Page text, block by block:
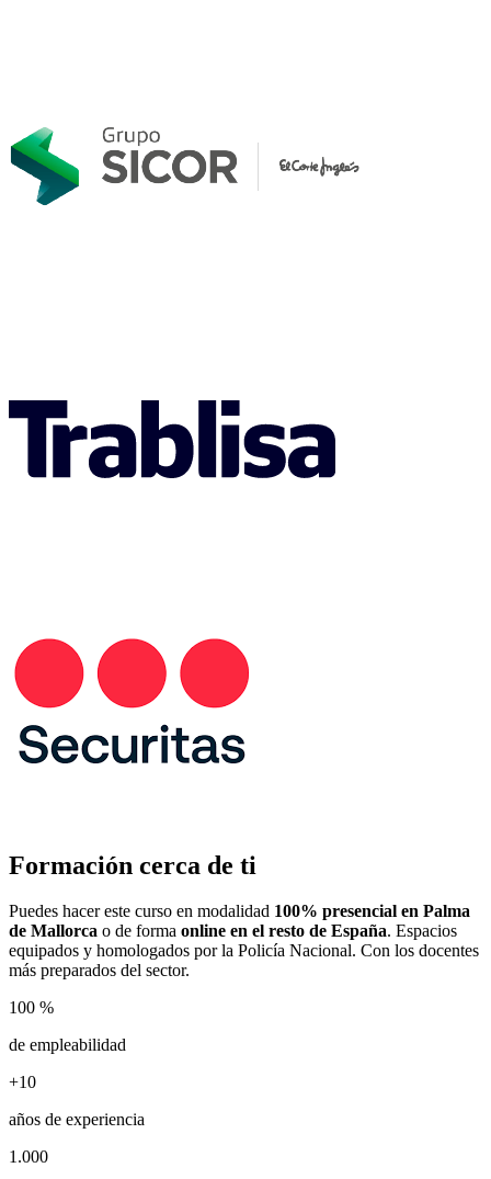
Formación cerca de ti
Puedes hacer este curso en modalidad 100% presencial en Palma
de Mallorca o de forma online en el resto de España. Espacios
equipados y homologados por la Policía Nacional. Con los docentes
más preparados del sector.
100 %
de empleabilidad
+10
años de experiencia
1.000